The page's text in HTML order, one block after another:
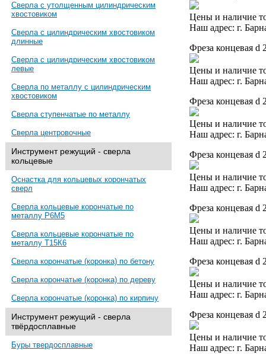
Сверла с утолщенным цилиндрическим
хвостовиком
Сверла с цилиндрическим хвостовиком
длинные
Сверла с цилиндрическим хвостовиком
левые
Сверла по металлу с цилиндрическим
хвостовиком
Сверла ступенчатые по металлу
Сверла центровочные
Инструмент режущий - сверла
кольцевые
Оснастка для кольцевых корончатых
сверл
Сверла кольцевые корончатые по
металлу Р6М5
Сверла кольцевые корончатые по
металлу Т15К6
Сверла корончатые (коронка) по бетону
Сверла корончатые (коронка) по дереву
Сверла корончатые (коронка) по кирпичу
Инструмент режущий - сверла
твёрдосплавные
Буры твердосплавные
Цены и наличие
Наш адрес: г.
Фреза концевая
Цены и наличие
Наш адрес: г.
Фреза концевая
Цены и наличие
Наш адрес: г.
Фреза концевая
Цены и наличие
Наш адрес: г.
Фреза концевая
Цены и наличие
Наш адрес: г.
Фреза концевая
Цены и наличие
Наш адрес: г.
Фреза концевая
Цены и наличие
Наш адрес: г.